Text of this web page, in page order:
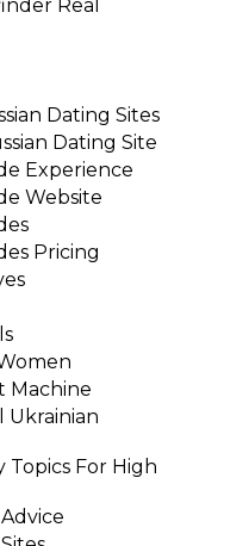
Real
Dating Sites
Dating Site
Experience
Website
Pricing
Machine
Ukrainian
Topics For High